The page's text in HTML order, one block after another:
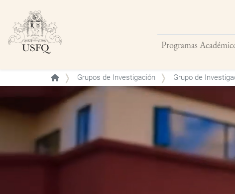
Programas
Buscar
Grupos de Investigación Grupo de